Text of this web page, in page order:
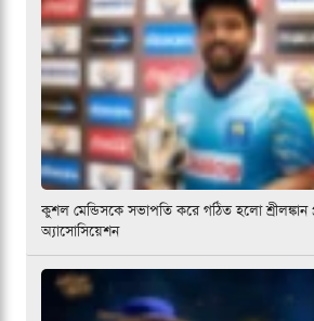
কুশল মেন্ডিসকে সভাপতি করে গঠিত হলো শ্রীলঙ্কান
অ্যাসোসিয়েশন